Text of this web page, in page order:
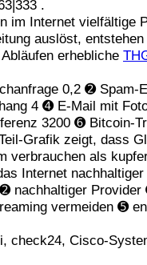
.
im Internet vielfältige
auslöst,
erhebliche
0,2 ➋ Spam-
4 ➍ E-Mail mit
3200 ➏ Bitcoin-
Grafik zeigt, dass
verbrauchen als
Internet
nachhaltiger Provider
vermeiden ➎
check24, Cisco-